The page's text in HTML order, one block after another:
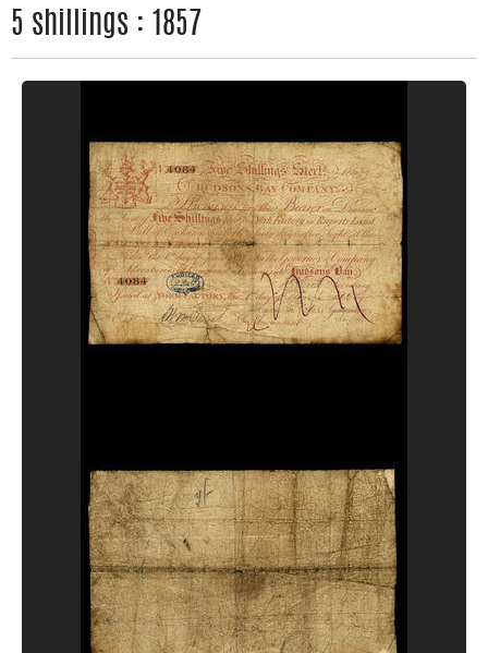
5 shillings : 1857